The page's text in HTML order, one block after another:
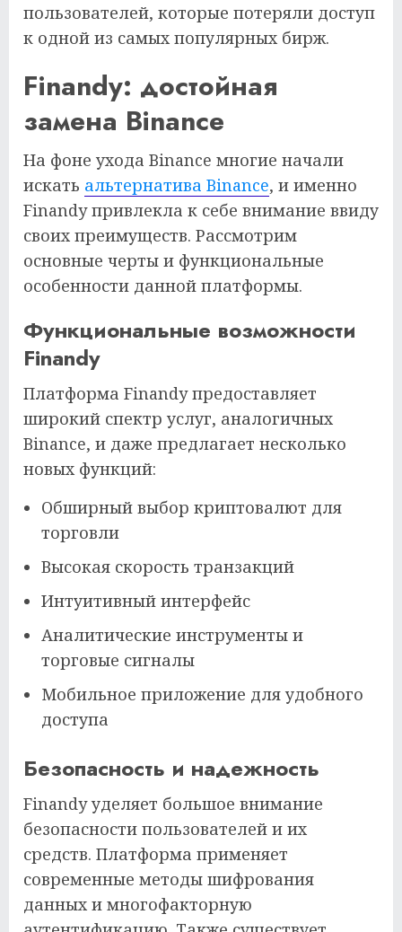
пользователей, которые потеряли доступ
к одной из самых популярных бирж.
Finandy: достойная
замена Binance
На фоне ухода Binance многие начали
искать альтернатива Binance, и именно
Finandy привлекла к себе внимание ввиду
своих преимуществ. Рассмотрим
основные черты и функциональные
особенности данной платформы.
Функциональные возможности
Finandy
Платформа Finandy предоставляет
широкий спектр услуг, аналогичных
Binance, и даже предлагает несколько
новых функций:
Обширный выбор криптовалют для
торговли
Высокая скорость транзакций
Интуитивный интерфейс
Аналитические инструменты и
торговые сигналы
Мобильное приложение для удобного
доступа
Безопасность и надежность
Finandy уделяет большое внимание
безопасности пользователей и их
средств. Платформа применяет
современные методы шифрования
данных и многофакторную